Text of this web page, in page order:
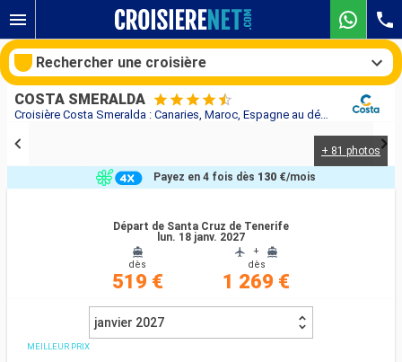
Croisière Costa Smeralda : Canaries, Maroc, Espagne au départ de Santa Cruz de Tenerife
COSTA SMERALDA
+ 81 photos
Départ de Santa Cruz de Tenerife
lun. 18 janv. 2027
dès
519 €
+
dès
1 269 €
Payez en 4 fois dès 130 €/mois
janvier 2027
MEILLEUR PRIX
Rechercher une croisière
Compagnies
Rechercher